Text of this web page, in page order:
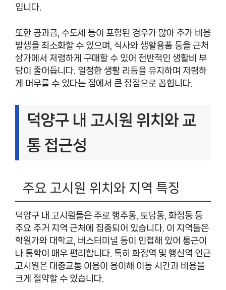
입니다.
또한 공과금, 수도세 등이 포함된 경우가 많아 추가 비용
발생을 최소화할 수 있으며, 식사와 생활용품 등을 근처
상가에서 저렴하게 구매할 수 있어 전반적인 생활비 부
담이 줄어듭니다. 일정한 생활 리듬을 유지하며 저렴하
게 머무를 수 있다는 점에서 큰 장점으로 꼽힙니다.
덕양구 내 고시원 위치와 교
통 접근성
주요 고시원 위치와 지역 특징
덕양구 내 고시원들은 주로 행주동, 토당동, 화정동 등
주요 주거 지역 근처에 집중되어 있습니다. 이 지역들은
학원가와 대학교, 버스터미널 등이 인접해 있어 통근이
나 통학이 매우 편리합니다. 특히 화정역 및 행신역 인근
고시원은 대중교통 이용이 용이해 이동 시간과 비용을
크게 절약할 수 있습니다.